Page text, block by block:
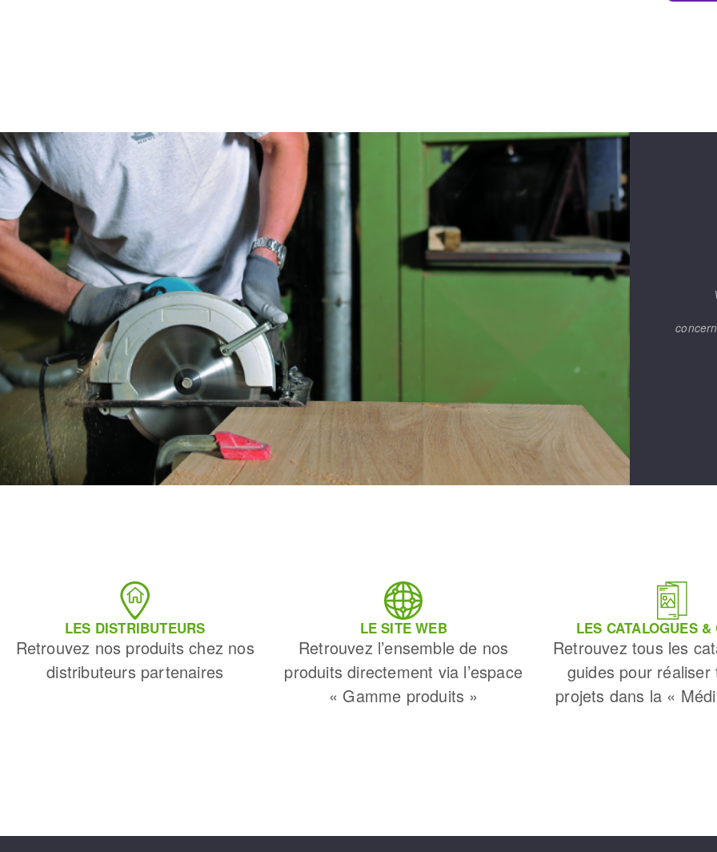
LES DISTRIBUTEURS
Retrouvez nos produits chez nos
distributeurs partenaires
LE SITE WEB
Retrouvez l’ensemble de nos
produits directement via l’espace
« Gamme produits »
LES CATALOGUES &
Retrouvez tous les
guides pour réaliser
projets dans la «